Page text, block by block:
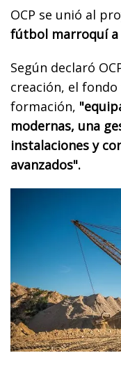
OCP se unió al
fútbol marroquí
Según declaró
creación, el
formación,
modernas, una
instalaciones y
avanzados".